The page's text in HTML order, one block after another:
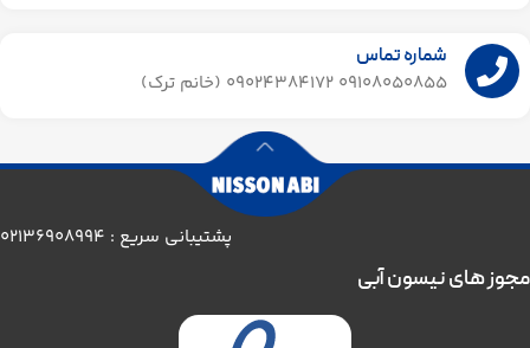
شماره تماس
09108050855 09024384172 (خانم ترک)
پشتیبانی سریع : 02136908994
مجوز های نیسون آبی